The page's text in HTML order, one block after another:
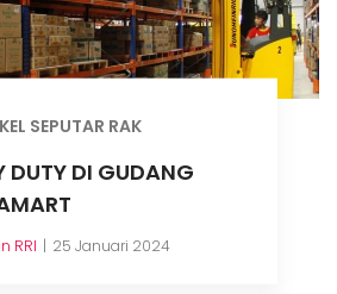
SEPUTAR RAK
DUTY DI GUDANG
RRI 25 Januari 2024